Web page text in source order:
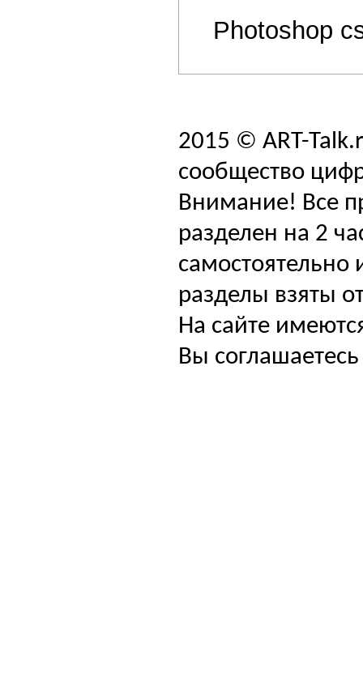
Photoshop
2015 © ART-
сообщество
Внимание! Все
разделен на 2
самостоятельно
разделы взяты
На сайте
Вы